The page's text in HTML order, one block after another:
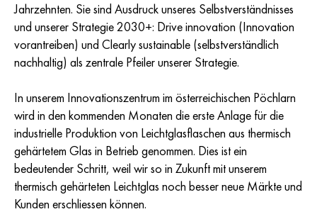
Jahrzehnten. Sie sind Ausdruck unseres Selbstverständnisses
und unserer Strategie 2030+: Drive innovation (Innovation
vorantreiben) und Clearly sustainable (selbstverständlich
nachhaltig) als zentrale Pfeiler unserer Strategie.
In unserem Innovationszentrum im österreichischen Pöchlarn
wird in den kommenden Monaten die erste Anlage für die
industrielle Produktion von Leichtglasflaschen aus thermisch
gehärtetem Glas in Betrieb genommen. Dies ist ein
bedeutender Schritt, weil wir so in Zukunft mit unserem
thermisch gehärteten Leichtglas noch besser neue Märkte und
Kunden erschliessen können.